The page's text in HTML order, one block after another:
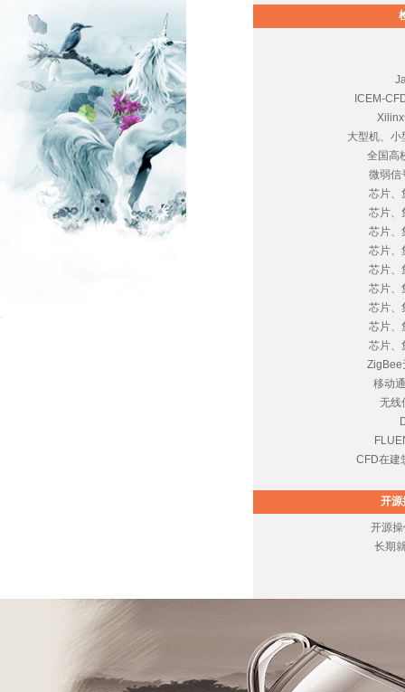
ICEM-
大型机、小
全国高
微弱信
芯片、
芯片、
芯片、
芯片、
芯片、
芯片、
芯片、
芯片、
芯片、
ZigBee
移动
无线
CFD在建
开源
开源
长期